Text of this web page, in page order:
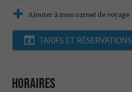
Ajouter à mon carnet de voyage
TARIFS ET RÉSERVATIONS
Horaires